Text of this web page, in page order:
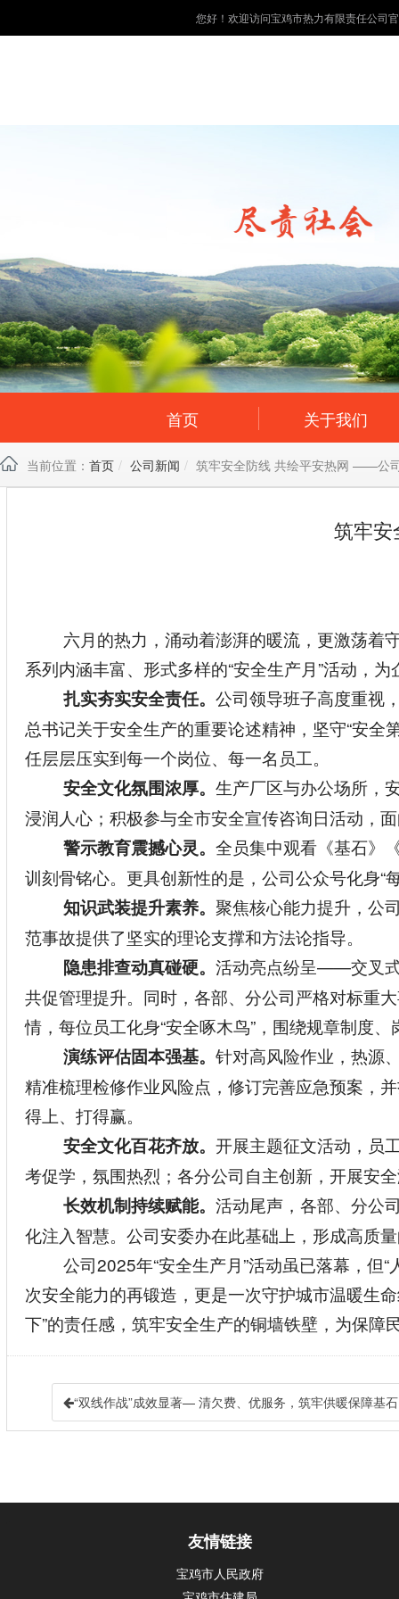
您好！欢迎访问宝鸡市热力有限责任公司
首页 关于我们
当前位置： 首页 公司新闻 筑牢安全防线 共绘平安热网 ——公
筑牢
六月的热力，涌动着澎湃的暖流，更激荡
系列内涵丰富、形式多样的“安全生产月”活动，
扎实夯实安全责任。 公司领导班子高度重视
总书记关于安全生产的重要论述精神，坚守“安全
任层层压实到每一个岗位、每一名员工。
安全文化氛围浓厚。 生产厂区与办公场所，
浸润人心；积极参与全市安全宣传咨询日活动，
警示教育震撼心灵。 全员集中观看《基石》
训刻骨铭心。更具创新性的是，公司公众号化身
知识武装提升素养。 聚焦核心能力提升，公
范事故提供了坚实的理论支撑和方法论指导。
隐患排查动真碰硬。 活动亮点纷呈——交叉式
共促管理提升。同时，各部、分公司严格对标重
情，每位员工化身“安全啄木鸟”，围绕规章制度
演练评估固本强基。 针对高风险作业，热源
精准梳理检修作业风险点，修订完善应急预案，
得上、打得赢。
安全文化百花齐放。 开展主题征文活动，员
考促学，氛围热烈；各分公司自主创新，开展安
长效机制持续赋能。 活动尾声，各部、分公
化注入智慧。公司安委办在此基础上，形成高质
公司2025年“安全生产月”活动虽已落幕，但
次安全能力的再锻造，更是一次守护城市温暖生
下”的责任感，筑牢安全生产的铜墙铁壁，为保障
“双线作战”成效显著— 清欠费、优服务，筑牢供暖保障基石
友情链接
宝鸡市人民政府